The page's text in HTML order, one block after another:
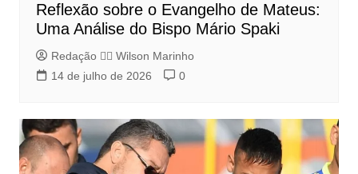
Reflexão sobre o Evangelho de Mateus:
Uma Análise do Bispo Mário Spaki
Redação 👨‍⚖️​ Wilson Marinho
14 de julho de 2026
0